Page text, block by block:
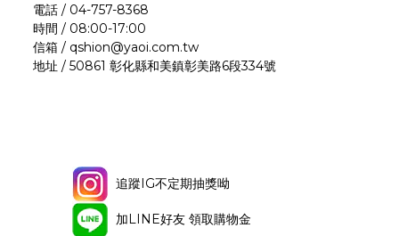
電話 / 04-757-8368
時間 / 08:00-17:00
信箱 / qshion@yaoi.com.tw
地址 / 50861 彰化縣和美鎮彰美路6段334號
追蹤IG不定期抽獎呦
加LINE好友 領取購物金